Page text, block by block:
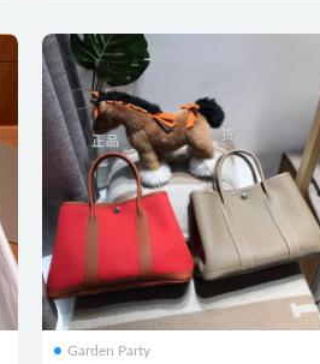
Garden Party